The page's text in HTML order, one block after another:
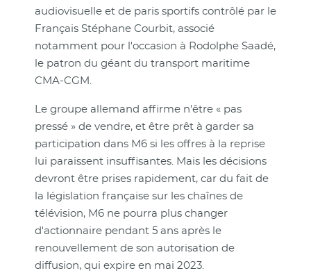
audiovisuelle et de paris sportifs contrôlé par le
Français Stéphane Courbit, associé
notamment pour l'occasion à Rodolphe Saadé,
le patron du géant du transport maritime
CMA-CGM.
Le groupe allemand affirme n'être « pas
pressé » de vendre, et être prêt à garder sa
participation dans M6 si les offres à la reprise
lui paraissent insuffisantes. Mais les décisions
devront être prises rapidement, car du fait de
la législation française sur les chaînes de
télévision, M6 ne pourra plus changer
d'actionnaire pendant 5 ans après le
renouvellement de son autorisation de
diffusion, qui expire en mai 2023.